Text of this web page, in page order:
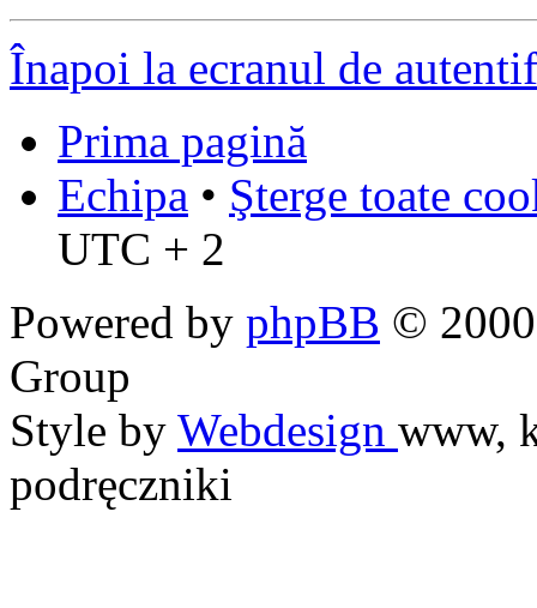
Înapoi la ecranul de
Prima pagină
Echipa • Şterge toate
UTC + 2
Powered by phpBB ©
Group
Style by Webdesign www,
podręczniki